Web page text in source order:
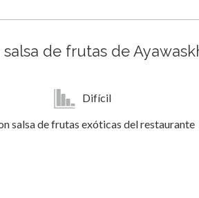
de frutas de
Difícil
salsa de frutas exóticas del restaurante